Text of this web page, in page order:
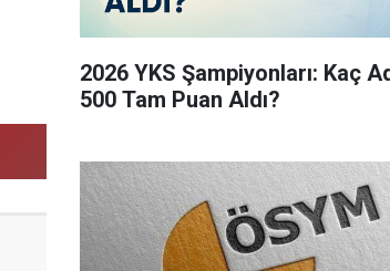
2026 YKS Şampiyonları: Kaç
500 Tam Puan Aldı?